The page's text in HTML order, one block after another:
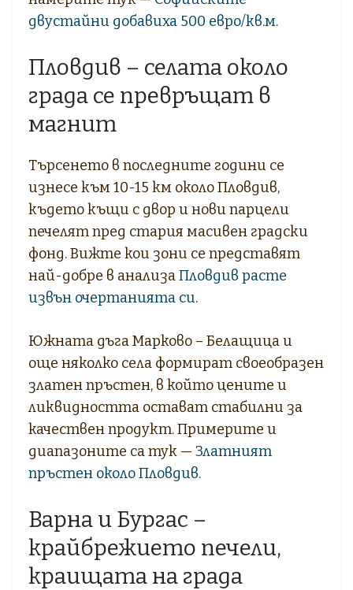
двустайни добавиха 500 евро/кв.м.
Пловдив – селата около
града се превръщат в
магнит
Търсенето в последните години се
изнесе към 10-15 км около Пловдив,
където къщи с двор и нови парцели
печелят пред стария масивен градски
фонд. Вижте кои зони се представят
най-добре в анализаПловдив расте
извън очертанията си.
Южната дъга Марково – Белащица и
още няколко села формират своеобразен
златен пръстен, в който цените и
ликвидността остават стабилни за
качествен продукт. Примерите и
диапазоните са тук — Златният
пръстен около Пловдив.
Варна и Бургас –
крайбрежието печели,
краищата на града